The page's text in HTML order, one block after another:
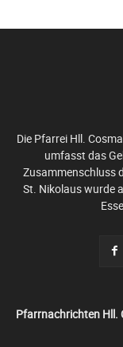
Die Pfarrei Hll.
umfasst das
Zusammenschluss
St. Nikolaus wurde
Pfarrnachrichten Hll.